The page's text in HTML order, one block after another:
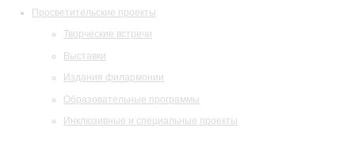
Просветительские проекты
Творческие встречи
Выставки
Издания филармонии
Образовательные программы
Инклюзивные и специальные проекты